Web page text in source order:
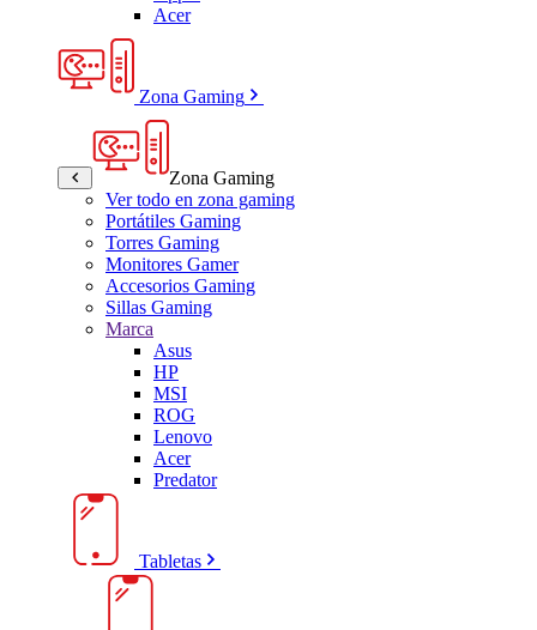
Acer
Zona Gaming
Zona Gaming
Ver todo en zona gaming
Portátiles Gaming
Torres Gaming
Monitores Gamer
Accesorios Gaming
Sillas Gaming
Marca
Asus
HP
MSI
ROG
Lenovo
Acer
Predator
Tabletas